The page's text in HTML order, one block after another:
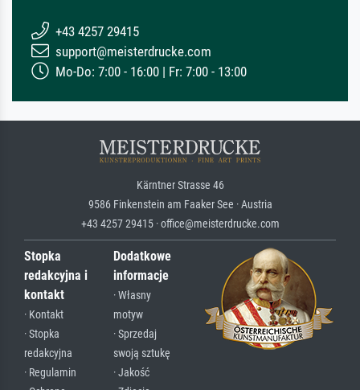
+43 4257 29415
support@meisterdrucke.com
Mo-Do: 7:00 - 16:00 | Fr: 7:00 - 13:00
Kärntner Strasse 46
9586 Finkenstein am Faaker See · Austria
+43 4257 29415 · office@meisterdrucke.com
Stopka
redakcyjna i
kontakt
· Kontakt
· Stopka
redakcyjna
· Regulamin
Dodatkowe
informacje
· Własny
motyw
· Sprzedaj
swoją sztukę
· Jakość